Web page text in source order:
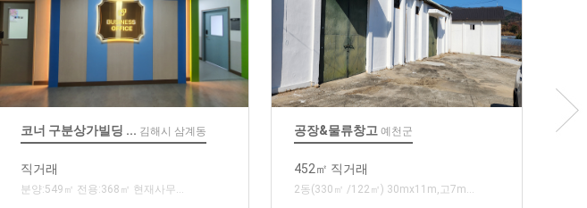
코너 구분상가빌딩 ... 김해시 삼계동
직거래
분양:549㎡ 전용:368㎡ 현재사무...
공장&물류창고 예천군
452㎡ 직거래
2동(330㎡ /122㎡) 30mx11m,고7m...